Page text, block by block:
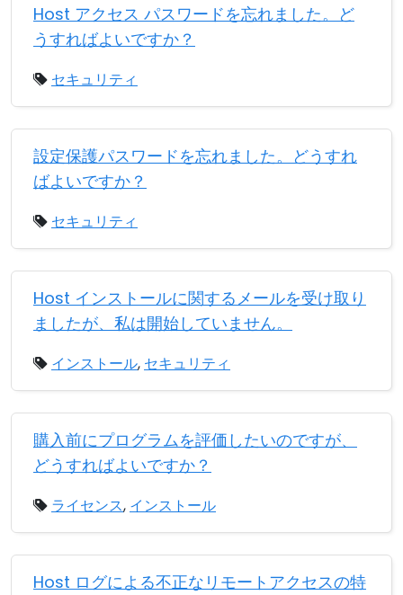
Host アクセス パスワードを忘れました。ど
うすればよいですか？
セキュリティ
設定保護パスワードを忘れました。どうすれ
ばよいですか？
セキュリティ
Host インストールに関するメールを受け取り
ましたが、私は開始していません。
インストール, セキュリティ
購入前にプログラムを評価したいのですが、
どうすればよいですか？
ライセンス, インストール
Host ログによる不正なリモートアクセスの特